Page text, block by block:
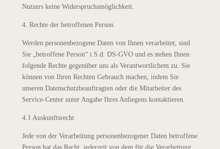
Nutzers keine Widerspruchsmöglichkeit.
4. Rechte der betroffenen Person
Werden personenbezogene Daten von Ihnen verarbeitet, sind
Sie „betroffene Person“ i.S.d. DS-GVO und es stehen Ihnen
folgende Rechte gegenüber uns als Verantwortlichem zu. Sie
können von Ihren Rechten Gebrauch machen, indem Sie
unseren Datenschutzbeauftragten oder die Mitarbeiter des
Service-Center unter Angabe Ihres Anliegens kontaktieren.
4.1 Auskunftsrecht
Jede von der Verarbeitung personenbezogener Daten betroffene
Person hat das Recht, jederzeit von dem für die Verarbeitung